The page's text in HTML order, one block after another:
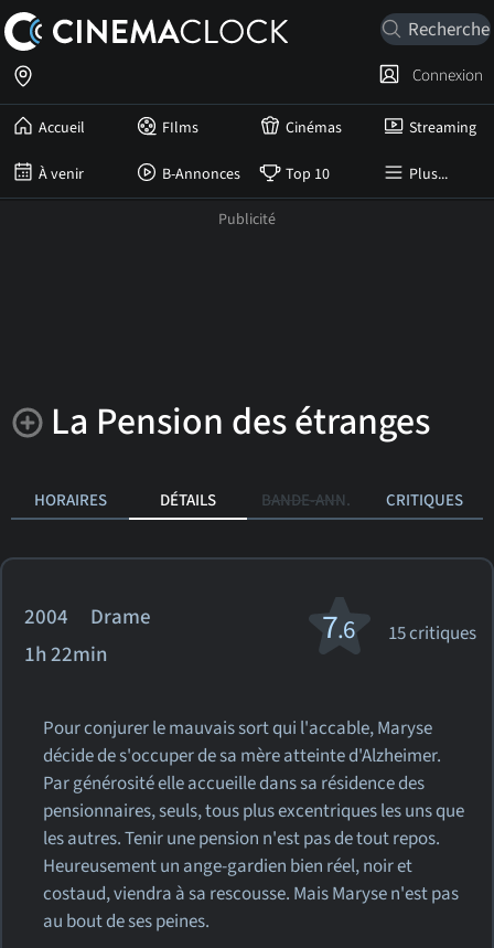
Accueil FIlms Cinémas Streaming
À venir B-Annonces Top 10 Plus...
Connexion
La Pension des étranges
HORAIRES DÉTAILS BANDE-ANN. CRITIQUES
2004 Drame
1h 22min
7.6 15 critiques
Pour conjurer le mauvais sort qui l'accable, Maryse
décide de s'occuper de sa mère atteinte d'Alzheimer.
Par générosité elle accueille dans sa résidence des
pensionnaires, seuls, tous plus excentriques les uns que
les autres. Tenir une pension n'est pas de tout repos.
Heureusement un ange-gardien bien réel, noir et
costaud, viendra à sa rescousse. Mais Maryse n'est pas
au bout de ses peines.